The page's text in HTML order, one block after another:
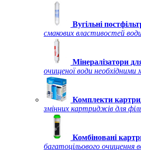
Вугільні
смакових властивостей
Мінералізатори
очищеної води необхідними
Комплекти
змінних картриджів для
Комбіновані
багатоцільового очищення